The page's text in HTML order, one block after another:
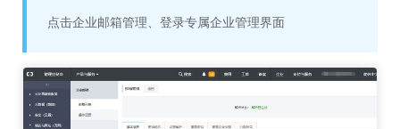
点击企业邮箱管理、登录专属企业管理界面